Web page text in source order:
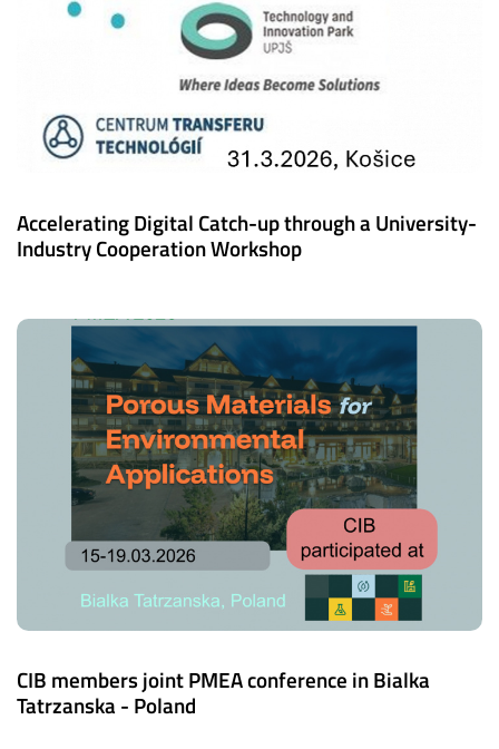
Accelerating Digital Catch-up through a University-
Industry Cooperation Workshop
CIB members joint PMEA conference in Bialka
Tatrzanska - Poland